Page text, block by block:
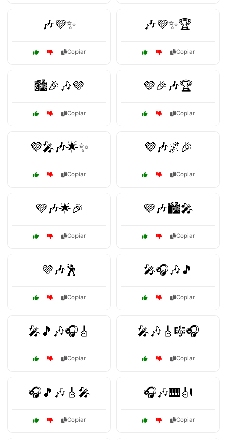
🎶💜✨
Copiar
🎶💜✨🏆
Copiar
🏙️🎉🎶💜
Copiar
💜🎉🎶🏆
Copiar
💜🎤🎶🌟✨
Copiar
💜🎶🌌🎉
Copiar
💜🎶🌟🎉
Copiar
💜🎶🏙️🎤
Copiar
💜🎶🕺
Copiar
🎤🎧🎶🎵
Copiar
🎤🎵🎶🎧🎸
Copiar
🎤🎶🎸🎼🎧
Copiar
🎧🎵🎶🎸🎤
Copiar
🎧🎶🎹🎻
Copiar